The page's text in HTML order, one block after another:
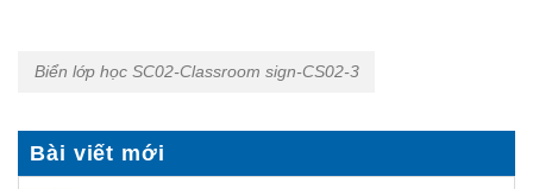
Biển lớp học SC02-Classroom sign-CS02-3
Bài viết mới